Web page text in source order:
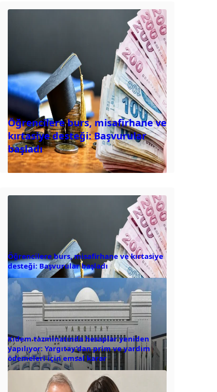
Öğrencilere burs, misafirhane ve
kırtasiye desteği: Başvurular
başladı
Öğrencilere burs, misafirhane ve kırtasiye
desteği: Başvurular başladı
Kıdem tazminatında hesaplar yeniden
yapılıyor: Yargıtay’dan prim ve yardım
ödemeleri için emsal karar